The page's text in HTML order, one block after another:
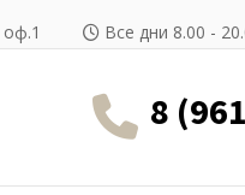
Все дни 8.00 -
8